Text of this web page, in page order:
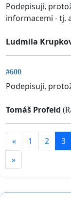
Podepisuji,
informacemi - tj.
Ludmila
#600
Podepisuji,
Tomáš Profeld
« 1 2 3
»